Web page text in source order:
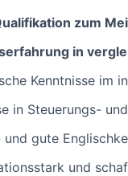
zum
in
Kenntnisse im
in Steuerungs-
gute
und